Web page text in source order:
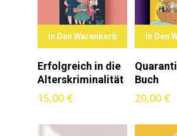
In Den Warenkorb
Erfolgreich in die
Alterskriminalität
15,00 €
In Den
Buch
20,00 €